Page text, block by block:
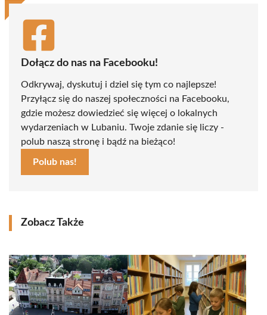
Dołącz do nas na Facebooku!
Odkrywaj, dyskutuj i dziel się tym co najlepsze!
Przyłącz się do naszej społeczności na Facebooku,
gdzie możesz dowiedzieć się więcej o lokalnych
wydarzeniach w Lubaniu. Twoje zdanie się liczy -
polub naszą stronę i bądź na bieżąco!
Polub nas!
Zobacz Także